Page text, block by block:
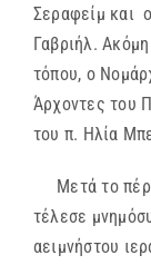
Σεραφείμ και
Γαβριήλ.
τόπου, ο
Άρχοντες του
του π. Ηλία
Μετά το
τέλεσε
αειμνήστου